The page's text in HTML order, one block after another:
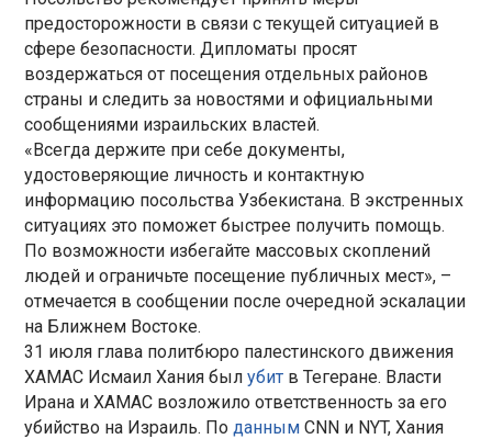
предосторожности в связи с текущей ситуацией в
сфере безопасности. Дипломаты просят
воздержаться от посещения отдельных районов
страны и следить за новостями и официальными
сообщениями израильских властей.
«Всегда держите при себе документы,
удостоверяющие личность и контактную
информацию посольства Узбекистана. В экстренных
ситуациях это поможет быстрее получить помощь.
По возможности избегайте массовых скоплений
людей и ограничьте посещение публичных мест», –
отмечается в сообщении после очередной эскалации
на Ближнем Востоке.
31 июля глава политбюро палестинского движения
ХАМАС Исмаил Хания былубит в Тегеране. Власти
Ирана и ХАМАС возложило ответственность за его
убийство на Израиль. ПоданнымCNN и NYT, Хания